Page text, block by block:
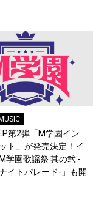
MUSIC
第2弾「M学園イン
ト」が発売決定！イ
学園歌謡祭 其の弐 -
イトパレード-」も開